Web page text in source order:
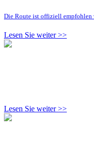
Die Route ist offiziell empfohlen
Lesen Sie weiter >>
Lesen Sie weiter >>